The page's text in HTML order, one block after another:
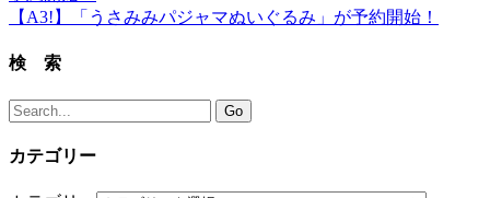
【A3!】「うさみみパジャマぬいぐるみ」が予約開始！
検 索
カテゴリー